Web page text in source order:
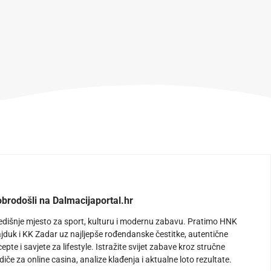
na Dalmacijaportal.hr
mjesto za sport, kulturu i modernu zabavu. Pratimo HNK
i KK Zadar uz najljepše rođendanske čestitke, autentične
i savjete za lifestyle. Istražite svijet zabave kroz stručne
za online casina, analize klađenja i aktualne loto rezultate.